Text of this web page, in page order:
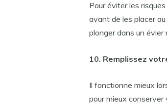
Pour éviter les
avant de les placer
plonger dans un évier
10. Remplissez
Il fonctionne mieux
pour mieux conserver